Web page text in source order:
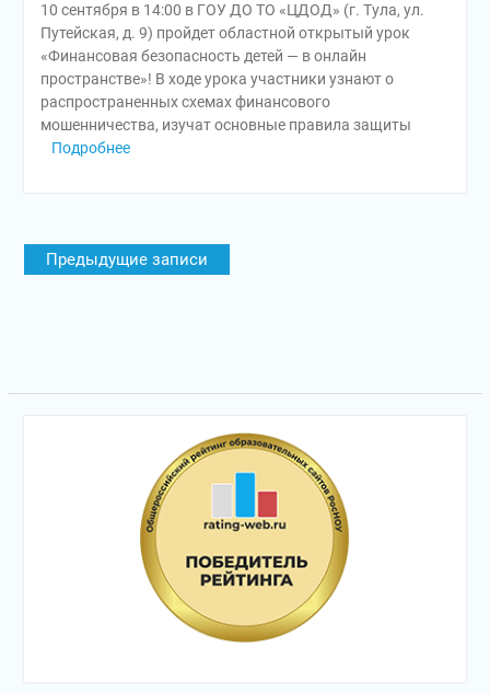
10 сентября в 14:00 в ГОУ ДО ТО «ЦДОД» (г. Тула, ул.
Путейская, д. 9) пройдет областной открытый урок
«Финансовая безопасность детей — в онлайн
пространстве»! В ходе урока участники узнают о
распространенных схемах финансового
мошенничества, изучат основные правила защиты
Подробнее
Навигация
по
Предыдущие записи